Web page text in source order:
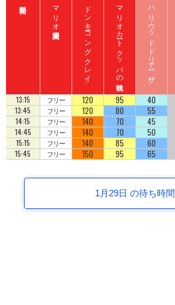
マリオ入場整理券 ド
ン
キ
ーコ
ン
グ
ク
レ
イ
ジ
ート
ロ
ッ
コ
マリオカート クッパの挑戦状 ハ
リ
ウ
ッ
ド
ド
リ
ーム
ザ
ラ
イ
ド
13:15 フリー 120 95 40
13:45 フリー 120 80 55
14:15 フリー 140 70 45
14:45 フリー 140 70 50
15:15 フリー 140 85 60
15:45 フリー 150 95 65
1月29日 の待ち時間